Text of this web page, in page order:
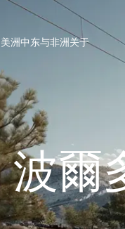
美洲中东与非洲关于
波爾